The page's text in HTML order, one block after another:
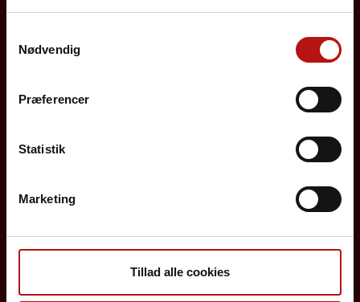
Nødvendig
Præferencer
Statistik
Marketing
Tillad alle cookies
Tilpasning til det danske
Kighoste-postekspositionsprofylakse og